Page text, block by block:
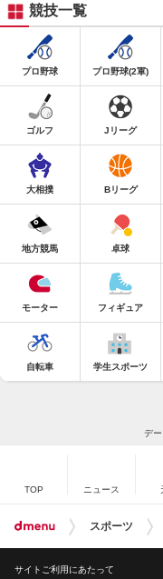
競技一覧
プロ野球 プロ野球(2軍)
ゴルフ Jリーグ
大相撲 Bリーグ
地方競馬 卓球
モーター フィギュア
自転車 学生スポーツ
デ
TOP ニュース
スポーツ
サイトご利用にあたって